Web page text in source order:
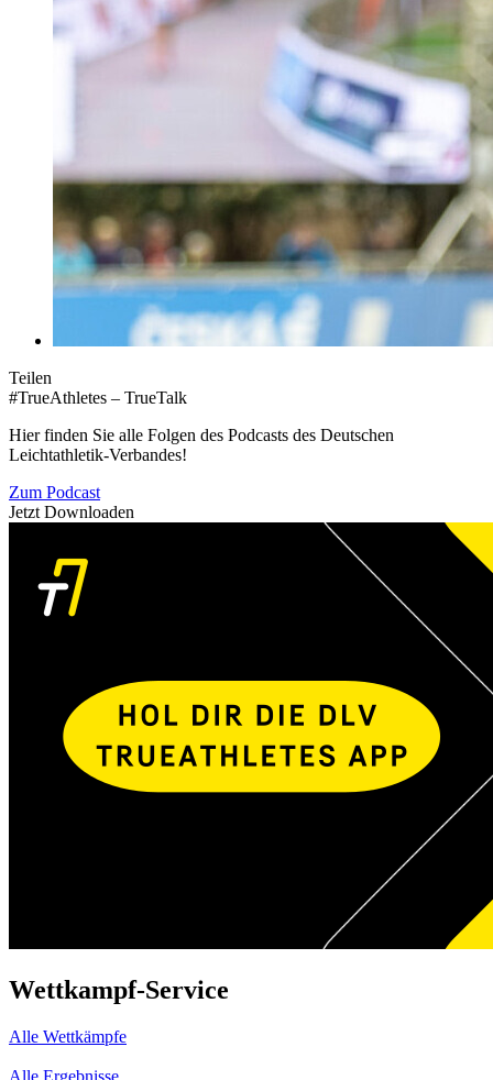
Teilen
#TrueAthletes – TrueTalk
Hier finden Sie alle Folgen des Podcasts des Deutschen
Leichtathletik-Verbandes!
Zum Podcast
Jetzt Downloaden
Wettkampf-Service
Alle Wettkämpfe
Alle Ergebnisse